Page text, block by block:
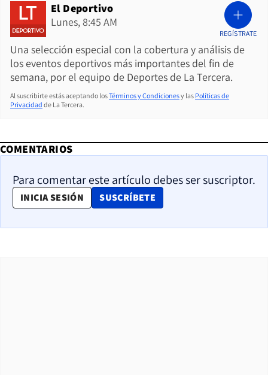
El Deportivo
Lunes, 8:45 AM
Una selección especial con la cobertura y análisis de
los eventos deportivos más importantes del fin de
semana, por el equipo de Deportes de La Tercera.
REGÍSTRATE
Al suscribirte estás aceptando losTérminos y Condicionesy las Políticas de
Privacidad de La Tercera.
COMENTARIOS
Para comentar este artículo debes ser suscriptor.
INICIA SESIÓN SUSCRÍBETE
OPENS IN NEW WINDOW